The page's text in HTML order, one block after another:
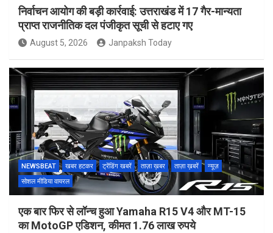
निर्वाचन आयोग की बड़ी कार्रवाई: उत्तराखंड में 17 गैर-मान्यता
प्राप्त राजनीतिक दल पंजीकृत सूची से हटाए गए
August 5, 2026 Janpaksh Today
NEWSBEAT खबर हटकर ट्रेंडिंग खबरें ताज़ा ख़बर ताज़ा ख़बरें
न्यूज़
सोशल मीडिया वायरल
एक बार फिर से लॉन्च हुआ Yamaha R15 V4 और MT-15
का MotoGP एडिशन, कीमत 1.76 लाख रुपये